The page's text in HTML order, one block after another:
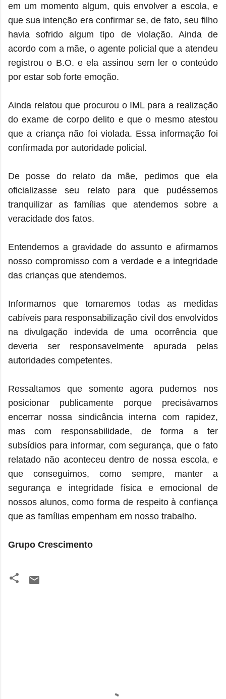
em um momento algum, quis envolver a escola, e
que sua intenção era confirmar se, de fato, seu filho
havia sofrido algum tipo de violação. Ainda de
acordo com a mãe, o agente policial que a atendeu
registrou o B.O. e ela assinou sem ler o conteúdo
por estar sob forte emoção.
Ainda relatou que procurou o IML para a realização
do exame de corpo delito e que o mesmo atestou
que a criança não foi violada. Essa informação foi
confirmada por autoridade policial.
De posse do relato da mãe, pedimos que ela
oficializasse seu relato para que pudéssemos
tranquilizar as famílias que atendemos sobre a
veracidade dos fatos.
Entendemos a gravidade do assunto e afirmamos
nosso compromisso com a verdade e a integridade
das crianças que atendemos.
Informamos que tomaremos todas as medidas
cabíveis para responsabilização civil dos envolvidos
na divulgação indevida de uma ocorrência que
deveria ser responsavelmente apurada pelas
autoridades competentes.
Ressaltamos que somente agora pudemos nos
posicionar publicamente porque precisávamos
encerrar nossa sindicância interna com rapidez,
mas com responsabilidade, de forma a ter
subsídios para informar, com segurança, que o fato
relatado não aconteceu dentro de nossa escola, e
que conseguimos, como sempre, manter a
segurança e integridade física e emocional de
nossos alunos, como forma de respeito à confiança
que as famílias empenham em nosso trabalho.
Grupo Crescimento